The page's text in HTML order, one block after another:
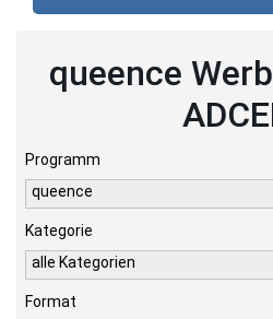
queence
Programm
queence
Kategorie
alle Kategorien
Format